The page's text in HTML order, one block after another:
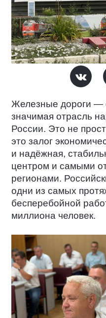
Железные дороги —
значимая отрасль
России. Это не
это залог
и надёжная,
центром и самыми
регионами.
одни из самых
бесперебойной
миллиона человек.